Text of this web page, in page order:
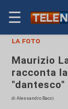
☰
la foto
Maurizio
racconta
"dantesco"
di Alessandro Bacci